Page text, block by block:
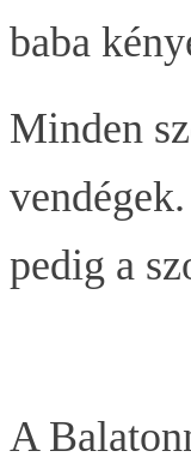
baba
Minden
pedig a
A